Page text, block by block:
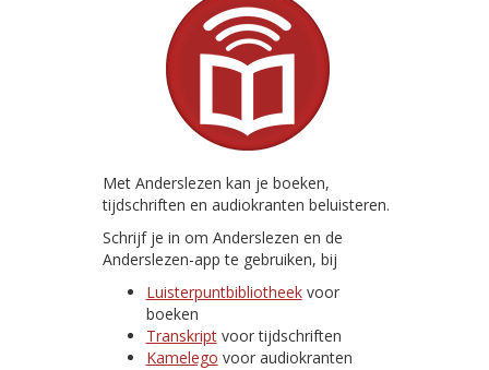
Met Anderslezen kan je boeken,
tijdschriften en audiokranten beluisteren.
Schrijf je in om Anderslezen en de
Anderslezen-app te gebruiken, bij
Luisterpuntbibliotheekvoor
boeken
Transkriptvoor tijdschriften
Kamelego voor audiokranten